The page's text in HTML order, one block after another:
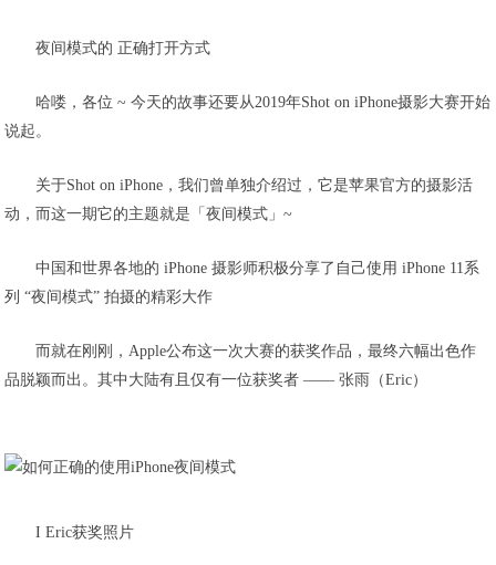
夜间模式的 正确打开方式
哈喽，各位 ~ 今天的故事还要从2019年Shot on iPhone摄影大赛开始
说起。
关于Shot on iPhone，我们曾单独介绍过，它是苹果官方的摄影活
动，而这一期它的主题就是「夜间模式」~
中国和世界各地的 iPhone 摄影师积极分享了自己使用 iPhone 11系
列 “夜间模式” 拍摄的精彩大作
而就在刚刚，Apple公布这一次大赛的获奖作品，最终六幅出色作
品脱颖而出。其中大陆有且仅有一位获奖者 —— 张雨（Eric）
I Eric获奖照片